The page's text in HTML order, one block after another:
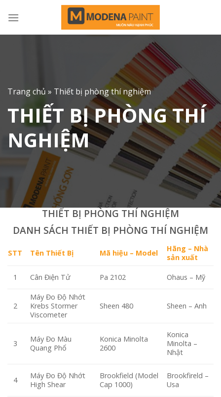
Trang chủ » Thiết bị phòng thí nghiệm
THIẾT BỊ PHÒNG THÍ
NGHIỆM
THIẾT BỊ PHÒNG THÍ NGHIỆM
DANH SÁCH THIẾT BỊ PHÒNG THÍ NGHIỆM
STT Tên Thiết Bị Mã hiệu – Model
Hãng – Nhà
sản xuất
1 Cân Điện Tử Pa 2102 Ohaus – Mỹ
2
Máy Đo Độ Nhớt
Krebs Stormer
Viscometer
Sheen 480 Sheen – Anh
3
Máy Đo Màu
Quang Phổ
Konica Minolta
2600
Konica
Minolta –
Nhật
4
Máy Đo Độ Nhớt
High Shear
Brookfield (Model
Cap 1000)
Brookfireld –
Usa